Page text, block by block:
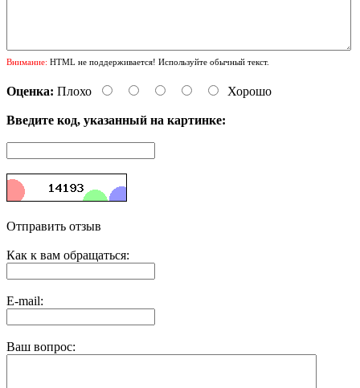
Внимание: HTML не поддерживается! Используйте обычный текст.
Оценка: Плохо Хорошо
Введите код, указанный на картинке:
Отправить отзыв
Как к вам обращаться:
E-mail:
Ваш вопрос: